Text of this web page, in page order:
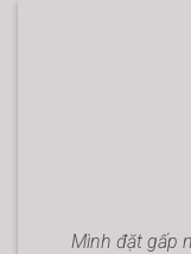
Mình đặt gấp